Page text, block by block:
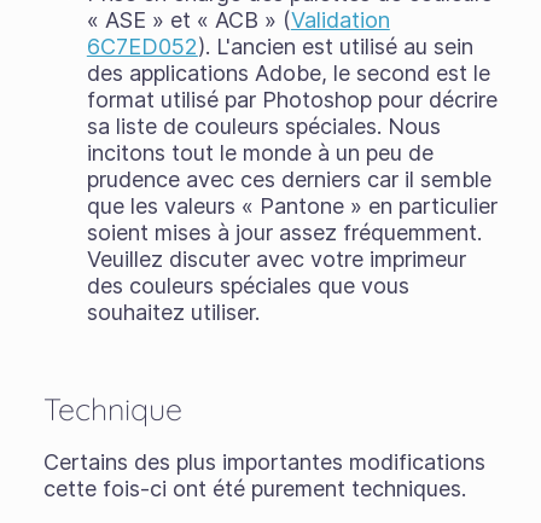
« ASE » et « ACB » (Validation
6C7ED052). L'ancien est utilisé au sein
des applications Adobe, le second est le
format utilisé par Photoshop pour décrire
sa liste de couleurs spéciales. Nous
incitons tout le monde à un peu de
prudence avec ces derniers car il semble
que les valeurs « Pantone » en particulier
soient mises à jour assez fréquemment.
Veuillez discuter avec votre imprimeur
des couleurs spéciales que vous
souhaitez utiliser.
Technique
Certains des plus importantes modifications
cette fois-ci ont été purement techniques.